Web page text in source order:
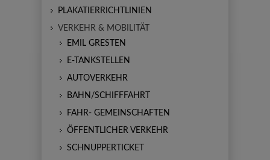
PLAKATIERRICHTLINIEN
VERKEHR & MOBILITÄT
EMIL GRESTEN
E-TANKSTELLEN
AUTOVERKEHR
BAHN/SCHIFFFAHRT
FAHR- GEMEINSCHAFTEN
ÖFFENTLICHER VERKEHR
SCHNUPPERTICKET